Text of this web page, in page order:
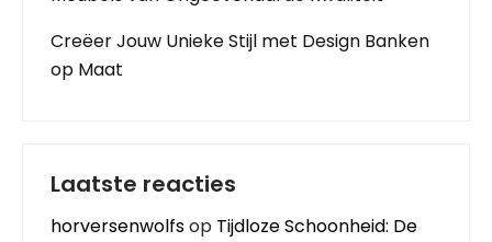
Creëer Jouw Unieke Stijl met Design Banken
op Maat
Laatste reacties
horversenwolfsop Tijdloze Schoonheid: De